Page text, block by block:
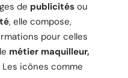
de publicités ou
, elle compose,
pour celles
métier maquilleur,
icônes comme